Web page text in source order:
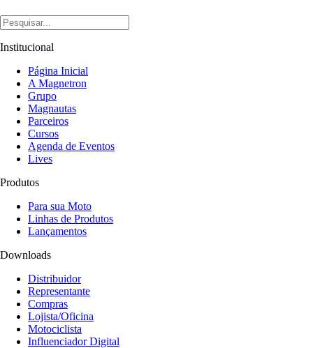
Institucional
Página Inicial
A Magnetron
Grupo
Magnautas
Parceiros
Cursos
Agenda de Eventos
Lives
Produtos
Para sua Moto
Linhas de Produtos
Lançamentos
Downloads
Distribuidor
Representante
Compras
Lojista/Oficina
Motociclista
Influenciador Digital